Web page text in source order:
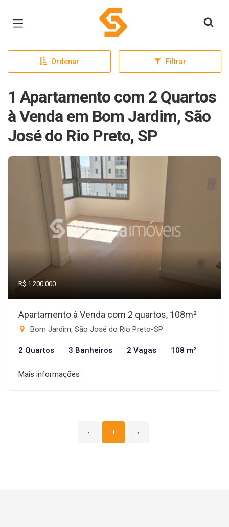
Página inicial
Ordenar Filtrar
1 Apartamento com 2 Quartos
à Venda em Bom Jardim, São
José do Rio Preto, SP
R$ 1.200.000
Apartamento à Venda com 2 quartos, 108m²
Bom Jardim, São José do Rio Preto-SP
2 Quartos 3 Banheiros 2 Vagas 108 m²
Mais informações
‹ 1 ›